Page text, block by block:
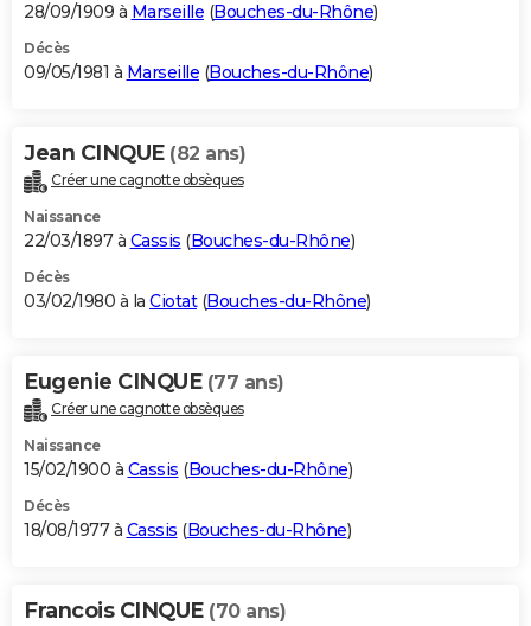
28/09/1909 à Marseille (Bouches-du-Rhône)
Décès
09/05/1981 à Marseille (Bouches-du-Rhône)
Jean CINQUE (82 ans)
Créer une cagnotte obsèques
Naissance
22/03/1897 à Cassis (Bouches-du-Rhône)
Décès
03/02/1980 à la Ciotat(Bouches-du-Rhône)
Eugenie CINQUE (77 ans)
Créer une cagnotte obsèques
Naissance
15/02/1900 à Cassis (Bouches-du-Rhône)
Décès
18/08/1977 à Cassis (Bouches-du-Rhône)
Francois CINQUE (70 ans)